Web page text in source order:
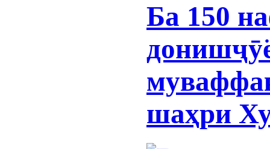
Ба 150
шаҳри